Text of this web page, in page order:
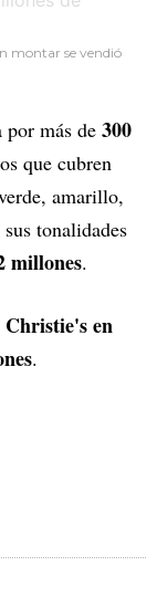
montar se vendió
por más de 300
que cubren
amarillo,
tonalidades
millones.
Christie's en
.